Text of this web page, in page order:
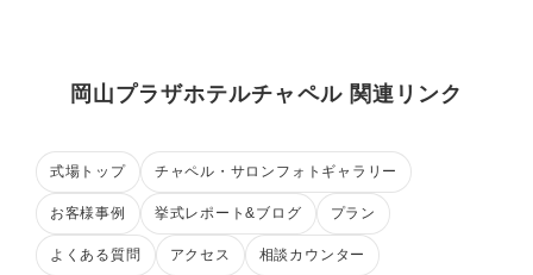
岡山プラザホテルチャペル 関連リンク
式場トップ チャペル・サロンフォトギャラリー
お客様事例 挙式レポート&ブログ プラン
よくある質問 アクセス 相談カウンター